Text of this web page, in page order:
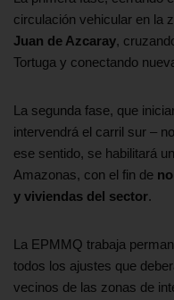
circulación vehicular en la
Juan de Azcaray,
Tortuga y conectando
La segunda fase, que
intervendrá el carril sur –
ese sentido, se habilitará un
Amazonas, con el fin de
y viviendas del sector.
La EPMMQ trabaja
todos los ajustes que
vecinos de las zonas de